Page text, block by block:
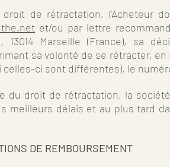
de rétractation, l’Acheteur
et/ou par lettre
13014 Marseille (France), sa
sa volonté de se rétracter,
celles-ci sont différentes), le
du droit de rétractation, la
meilleurs délais et au plus tard
DE REMBOURSEMENT